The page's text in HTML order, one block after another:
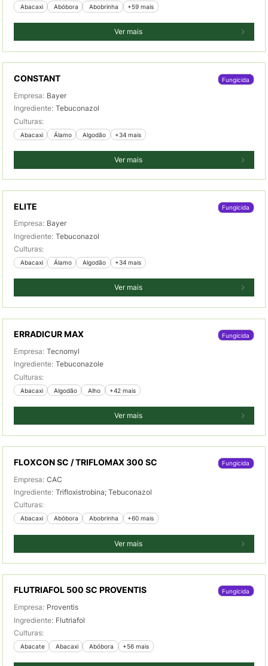
Abacaxi Abóbora Abobrinha +59 mais
Ver mais
CONSTANT Fungicida
Empresa: Bayer
Ingrediente: Tebuconazol
Culturas:
Abacaxi Álamo Algodão +34 mais
Ver mais
ELITE Fungicida
Empresa: Bayer
Ingrediente: Tebuconazol
Culturas:
Abacaxi Álamo Algodão +34 mais
Ver mais
ERRADICUR MAX Fungicida
Empresa: Tecnomyl
Ingrediente: Tebuconazole
Culturas:
Abacaxi Algodão Alho +42 mais
Ver mais
FLOXCON SC / TRIFLOMAX 300 SC Fungicida
Empresa: CAC
Ingrediente: Trifloxistrobina; Tebuconazol
Culturas:
Abacaxi Abóbora Abobrinha +60 mais
Ver mais
FLUTRIAFOL 500 SC PROVENTIS Fungicida
Empresa: Proventis
Ingrediente: Flutriafol
Culturas:
Abacate Abacaxi Abóbora +56 mais